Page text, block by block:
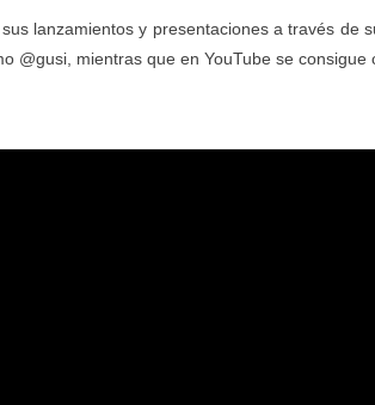
lanzamientos y presentaciones a través de
@gusi, mientras que en YouTube se consigue